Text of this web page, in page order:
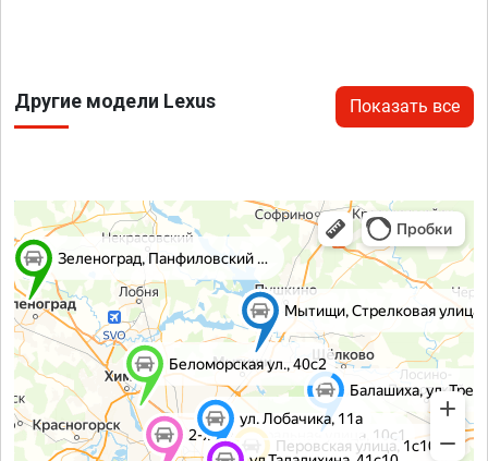
Другие модели Lexus Показать все